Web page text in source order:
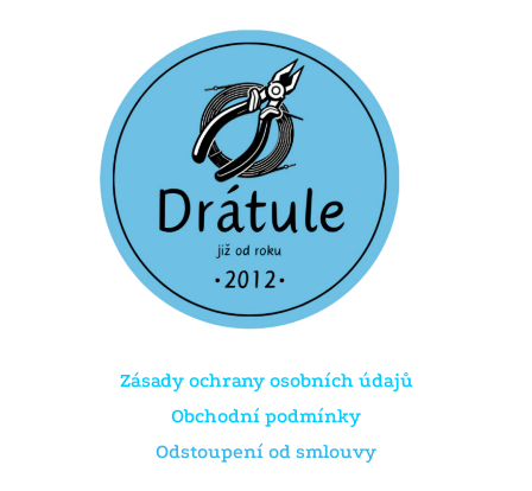
Zásady ochrany osobních údajů
Obchodní podmínky
Odstoupení od smlouvy